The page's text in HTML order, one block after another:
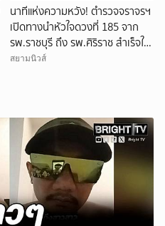
นาทีแห่งความหวัง! ตำรวจจราจรฯ
เปิดทางนำหัวใจดวงที่ 185 จาก
รพ.ราชบุรี ถึง รพ.ศิริราช สำเร็จใน
48 นาที
สยามนิวส์